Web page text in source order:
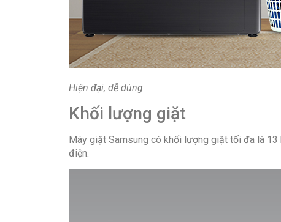
Hiện đại, dễ dùng
Khối lượng giặt
Máy giặt Samsung có khối lượng giặt tối đa là
điện.